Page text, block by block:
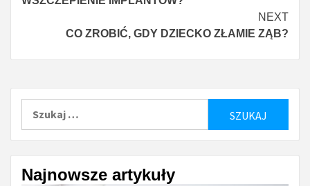
NEXT
CO ZROBIĆ, GDY DZIECKO ZŁAMIE ZĄB?
Najnowsze artykuły